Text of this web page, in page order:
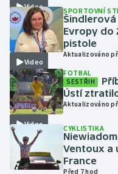
Judo
Krasobruslení
Lezení
Lyže a snowboard
Moderní pětiboj
Motorsport
Video
Video
SPORTOVNÍ
Evropy do
pistole
Aktualizováno
Video
FOTBAL
SESTŘIH
Ústí
Aktualizováno
CYKLISTIKA
Ventoux a
France
Před 7 hod